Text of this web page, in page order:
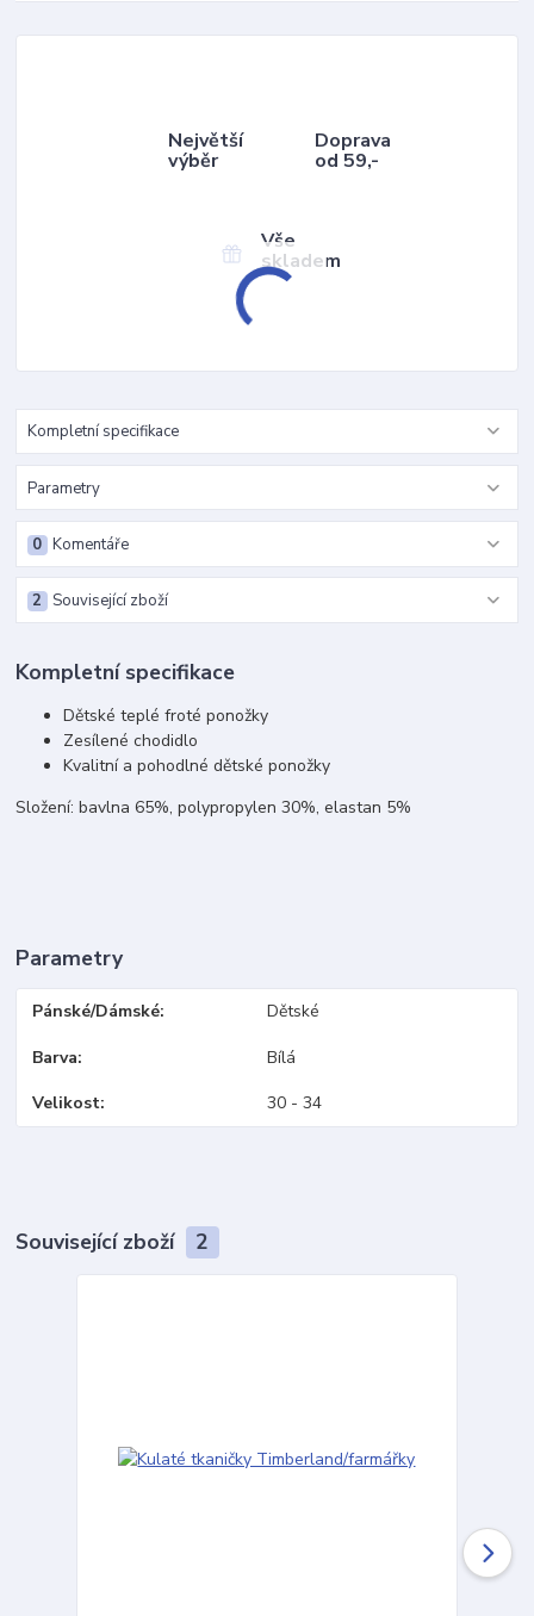
Největší
výběr
Doprava
od 59,-
Vše
skladem
Kompletní specifikace
Parametry
Komentáře
0
Související zboží
2
Kompletní specifikace
Dětské teplé froté ponožky
Zesílené chodidlo
Kvalitní a pohodlné dětské ponožky
Složení: bavlna 65%, polypropylen 30%, elastan 5%
Parametry
Pánské/Dámské Dětské
Barva Bílá
Velikost 30 - 34
Související zboží 2